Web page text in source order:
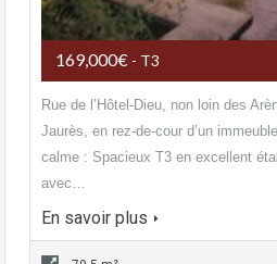
169,000€ - T3
Rue de l’Hôtel-Dieu, non loin des
Jaurès, en rez-de-cour d’un
calme : Spacieux T3 en excellent
avec…
En savoir plus